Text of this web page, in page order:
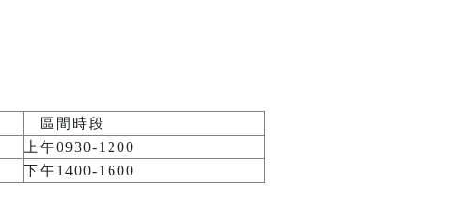
區間時段
上午0930-1200
下午1400-1600